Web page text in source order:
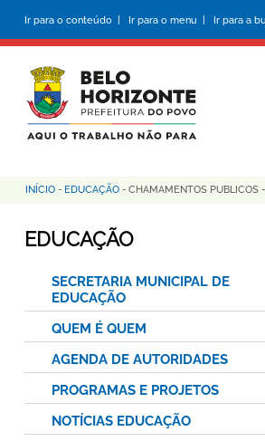
conteúdo
principal
Ir para o conteúdo | Ir para o menu | Ir para a
Trilha
de
INÍCIO - EDUCAÇÃO - CHAMAMENTOS PUBLICOS -
EDUCAÇÃO
SECRETARIA MUNICIPAL DE
EDUCAÇÃO
QUEM É QUEM
AGENDA DE AUTORIDADES
PROGRAMAS E PROJETOS
NOTÍCIAS EDUCAÇÃO